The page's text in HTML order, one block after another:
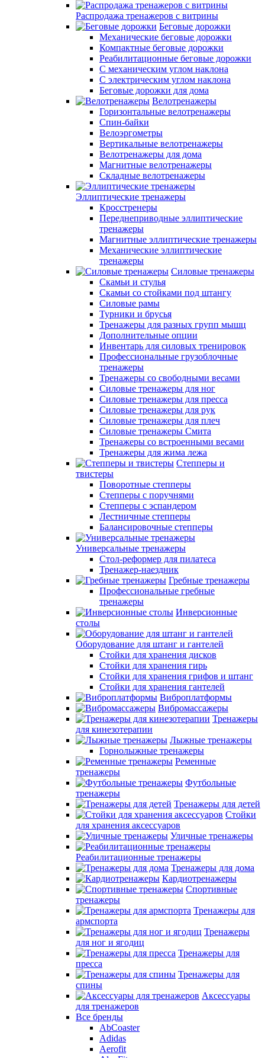
Распродажа тренажеров с витрины
Беговые дорожки
Механические беговые дорожки
Компактные беговые дорожки
Реабилитационные беговые дорожки
С механическим углом наклона
С электрическим углом наклона
Беговые дорожки для дома
Велотренажеры
Горизонтальные велотренажеры
Спин-байки
Велоэргометры
Вертикальные велотренажеры
Велотренажеры для дома
Магнитные велотренажеры
Складные велотренажеры
Эллиптические тренажеры
Кросстренеры
Переднеприводные эллиптические
тренажеры
Магнитные эллиптические тренажеры
Механические эллиптические
тренажеры
Силовые тренажеры
Скамьи и стулья
Скамьи со стойками под штангу
Силовые рамы
Турники и брусья
Тренажеры для разных групп мышц
Дополнительные опции
Инвентарь для силовых тренировок
Профессиональные грузоблочные
тренажеры
Тренажеры со свободными весами
Силовые тренажеры для ног
Силовые тренажеры для пресса
Силовые тренажеры для рук
Силовые тренажеры для плеч
Силовые тренажеры Смита
Тренажеры со встроенными весами
Тренажеры для жима лежа
Степперы и
твистеры
Поворотные степперы
Степперы с поручнями
Степперы с эспандером
Лестничные степперы
Балансировочные степперы
Универсальные тренажеры
Стол-реформер для пилатеса
Тренажер-наездник
Гребные тренажеры
Профессиональные гребные
тренажеры
Инверсионные
столы
Оборудование для штанг и гантелей
Стойки для хранения дисков
Стойки для хранения гирь
Стойки для хранения грифов и штанг
Стойки для хранения гантелей
Виброплатформы
Вибромассажеры
Тренажеры
для кинезотерапии
Лыжные тренажеры
Горнолыжные тренажеры
Ременные
тренажеры
Футбольные
тренажеры
Тренажеры для детей
Стойки
для хранения аксессуаров
Уличные тренажеры
Реабилитационные тренажеры
Тренажеры для дома
Кардиотренажеры
Спортивные
тренажеры
Тренажеры для
армспорта
Тренажеры
для ног и ягодиц
Тренажеры для
пресса
Тренажеры для
спины
Аксессуары
для тренажеров
Все бренды
AbCoaster
Adidas
Aerofit